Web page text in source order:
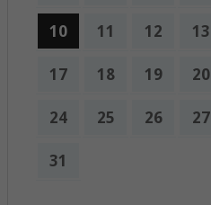
10 11 12 13
17 18 19 20
24 25 26 27
31